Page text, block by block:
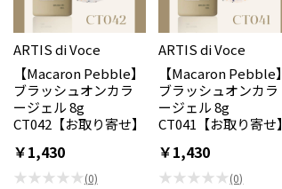
ARTIS di Voce
【Macaron Pebble】
ブラッシュオンカラ
ージェル 8g
CT042【お取り寄せ】
￥1,430
★★★★★(0)
ARTIS di Voce
【Macaron Pebble】
ブラッシュオンカラ
ージェル 8g
CT041【お取り寄せ】
￥1,430
★★★★★(0)